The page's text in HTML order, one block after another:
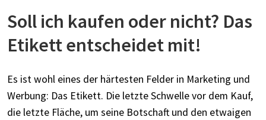
Soll ich kaufen oder nicht? Das
Etikett entscheidet mit!
Es ist wohl eines der härtesten Felder in Marketing und
Werbung: Das Etikett. Die letzte Schwelle vor dem Kauf,
die letzte Fläche, um seine Botschaft und den etwaigen